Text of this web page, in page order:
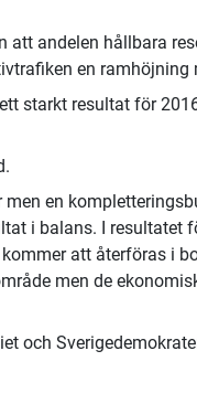
att andelen hållbara
en ramhöjning
starkt resultat för
en
i balans. I resultatet
att återföras i
men de
och